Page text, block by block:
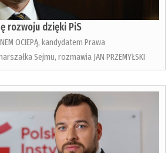
rozwoju dzięki PiS
OCIEPĄ, kandydatem Prawa
Sejmu, rozmawia JAN PRZEMYŁSKI